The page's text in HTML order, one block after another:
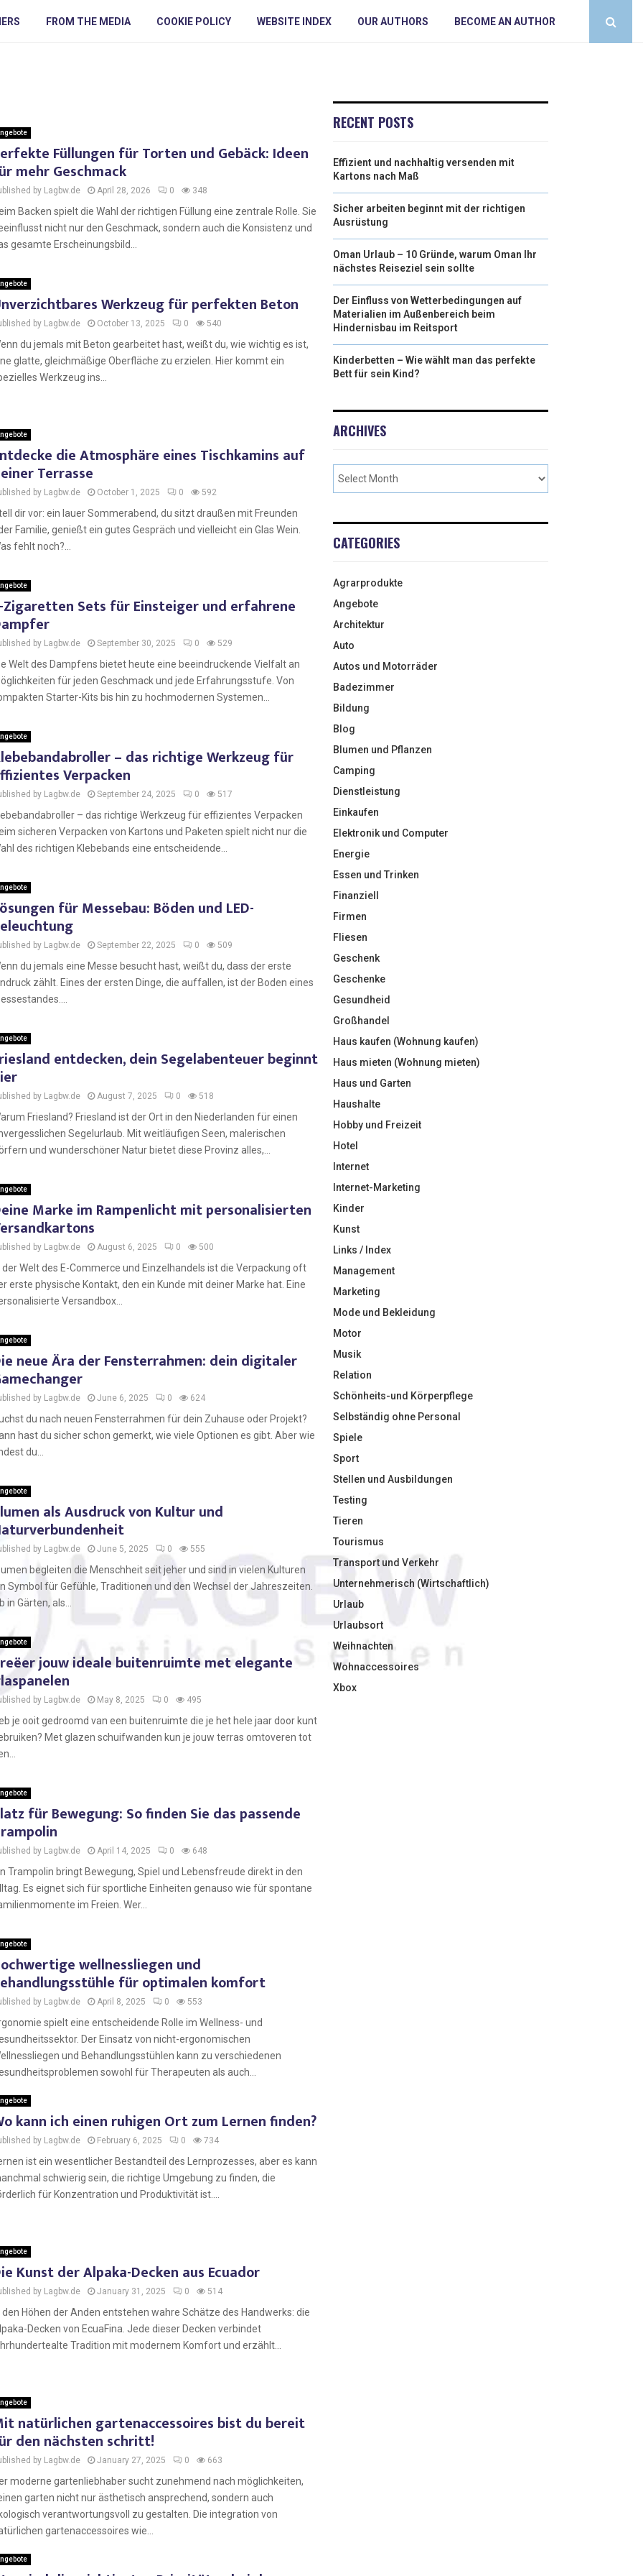
FROM THE MEDIA COOKIE POLICY WEBSITE INDEX OUR AUTHORS BECOME AN AUTHOR
Füllungen für Torten und Gebäck: Ideen
mehr Geschmack
by Lagbw.de April 28, 2026 0 348
Backen spielt die Wahl der richtigen Füllung eine zentrale Rolle. Sie
nicht nur den Geschmack, sondern auch die Konsistenz und
gesamte Erscheinungsbild...
Werkzeug für perfekten Beton
by Lagbw.de October 13, 2025 0 540
du jemals mit Beton gearbeitet hast, weißt du, wie wichtig es ist,
glatte, gleichmäßige Oberfläche zu erzielen. Hier kommt ein
Werkzeug ins...
die Atmosphäre eines Tischkamins auf
Terrasse
by Lagbw.de October 1, 2025 0 592
dir vor: ein lauer Sommerabend, du sitzt draußen mit Freunden
Familie, genießt ein gutes Gespräch und vielleicht ein Glas Wein.
fehlt noch?...
Zigaretten Sets für Einsteiger und erfahrene
by Lagbw.de September 30, 2025 0 529
Welt des Dampfens bietet heute eine beeindruckende Vielfalt an
für jeden Geschmack und jede Erfahrungsstufe. Von
Starter-Kits bis hin zu hochmodernen Systemen...
– das richtige Werkzeug für
Verpacken
by Lagbw.de September 24, 2025 0 517
– das richtige Werkzeug für effizientes Verpacken
sicheren Verpacken von Kartons und Paketen spielt nicht nur die
des richtigen Klebebands eine entscheidende...
für Messebau: Böden und LED-
by Lagbw.de September 22, 2025 0 509
du jemals eine Messe besucht hast, weißt du, dass der erste
zählt. Eines der ersten Dinge, die auffallen, ist der Boden eines
entdecken, dein Segelabenteuer beginnt
by Lagbw.de August 7, 2025 0 518
Friesland? Friesland ist der Ort in den Niederlanden für einen
Segelurlaub. Mit weitläufigen Seen, malerischen
und wunderschöner Natur bietet diese Provinz alles,...
Marke im Rampenlicht mit personalisierten
by Lagbw.de August 6, 2025 0 500
der Welt des E-Commerce und Einzelhandels ist die Verpackung oft
erste physische Kontakt, den ein Kunde mit deiner Marke hat. Eine
Versandbox...
neue Ära der Fensterrahmen: dein digitaler
by Lagbw.de June 6, 2025 0 624
du nach neuen Fensterrahmen für dein Zuhause oder Projekt?
hast du sicher schon gemerkt, wie viele Optionen es gibt. Aber wie
du...
als Ausdruck von Kultur und
by Lagbw.de June 5, 2025 0 555
begleiten die Menschheit seit jeher und sind in vielen Kulturen
Symbol für Gefühle, Traditionen und den Wechsel der Jahreszeiten.
in Gärten, als...
jouw ideale buitenruimte met elegante
by Lagbw.de May 8, 2025 0 495
je ooit gedroomd van een buitenruimte die je het hele jaar door kunt
Met glazen schuifwanden kun je jouw terras omtoveren tot
für Bewegung: So finden Sie das passende
by Lagbw.de April 14, 2025 0 648
Trampolin bringt Bewegung, Spiel und Lebensfreude direkt in den
Es eignet sich für sportliche Einheiten genauso wie für spontane
im Freien. Wer...
wellnessliegen und
für optimalen komfort
by Lagbw.de April 8, 2025 0 553
spielt eine entscheidende Rolle im Wellness- und
Der Einsatz von nicht-ergonomischen
und Behandlungsstühlen kann zu verschiedenen
sowohl für Therapeuten als auch...
kann ich einen ruhigen Ort zum Lernen finden?
by Lagbw.de February 6, 2025 0 734
ist ein wesentlicher Bestandteil des Lernprozesses, aber es kann
schwierig sein, die richtige Umgebung zu finden, die
für Konzentration und Produktivität ist....
Kunst der Alpaka-Decken aus Ecuador
by Lagbw.de January 31, 2025 0 514
den Höhen der Anden entstehen wahre Schätze des Handwerks: die
Decken von EcuaFina. Jede dieser Decken verbindet
Tradition mit modernem Komfort und erzählt...
natürlichen gartenaccessoires bist du bereit
den nächsten schritt!
by Lagbw.de January 27, 2025 0 663
moderne gartenliebhaber sucht zunehmend nach möglichkeiten,
garten nicht nur ästhetisch ansprechend, sondern auch
verantwortungsvoll zu gestalten. Die integration von
gartenaccessoires wie...
RECENT POSTS
Effizient und nachhaltig versenden mit
Kartons nach Maß
Sicher arbeiten beginnt mit der richtigen
Ausrüstung
Oman Urlaub – 10 Gründe, warum Oman Ihr
nächstes Reiseziel sein sollte
Der Einfluss von Wetterbedingungen auf
Materialien im Außenbereich beim
Hindernisbau im Reitsport
Kinderbetten – Wie wählt man das perfekte
Bett für sein Kind?
ARCHIVES
CATEGORIES
Agrarprodukte
Angebote
Architektur
Auto
Autos und Motorräder
Badezimmer
Bildung
Blog
Blumen und Pflanzen
Camping
Dienstleistung
Einkaufen
Elektronik und Computer
Energie
Essen und Trinken
Finanziell
Firmen
Fliesen
Geschenk
Geschenke
Gesundheid
Großhandel
Haus kaufen (Wohnung kaufen)
Haus mieten (Wohnung mieten)
Haus und Garten
Haushalte
Hobby und Freizeit
Hotel
Internet
Internet-Marketing
Kinder
Kunst
Links / Index
Management
Marketing
Mode und Bekleidung
Motor
Musik
Relation
Schönheits-und Körperpflege
Selbständig ohne Personal
Spiele
Sport
Stellen und Ausbildungen
Testing
Tieren
Tourismus
Transport und Verkehr
Unternehmerisch (Wirtschaftlich)
Urlaub
Urlaubsort
Weihnachten
Wohnaccessoires
Xbox